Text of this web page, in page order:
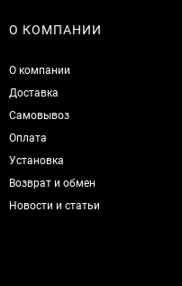
О КОМПАНИИ
О компании
Доставка
Самовывоз
Оплата
Установка
Возврат и обмен
Новости и статьи